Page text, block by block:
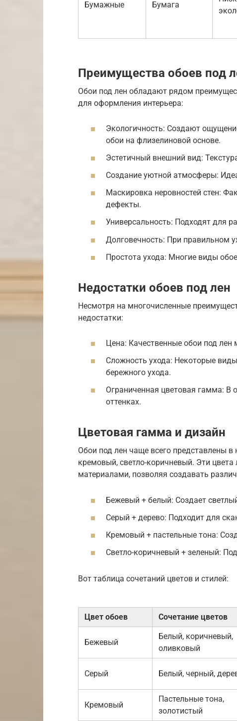
Бумажные Бумага
Преимущества обоев под
Обои под лен обладают рядом
для оформления интерьера:
Экологичность: Создают
обои на флизелиновой основе.
Эстетичный внешний вид:
Создание уютной атмосферы:
Маскировка неровностей стен:
дефекты.
Универсальность: Подходят для
Долговечность: При правильном
Простота ухода: Многие виды
Недостатки обоев под лен
Несмотря на многочисленные
недостатки:
Цена: Качественные обои под лен
Сложность ухода: Некоторые
бережного ухода.
Ограниченная цветовая гамма: В
оттенках.
Цветовая гамма и дизайн
Обои под лен чаще всего представлены
кремовый, светло-коричневый. Эти
материалами, позволяя создавать
Бежевый + белый: Создает
Серый + дерево: Подходит для
Кремовый + пастельные тона:
Светло-коричневый + зеленый:
Вот таблица сочетаний цветов и стилей:
Цвет обоев Сочетание цветов
Бежевый
Белый, коричневый,
оливковый
Серый Белый, черный,
Кремовый
Пастельные тона,
золотистый